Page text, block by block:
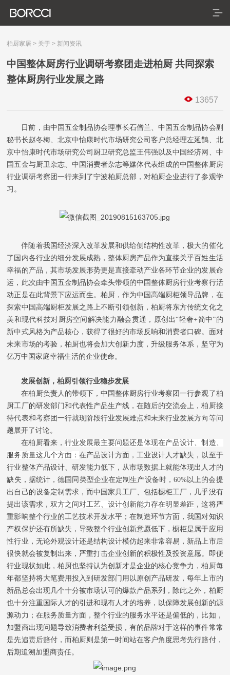
首页
典藏系列
臻享系列
悦居系列
配套产品
家装美图
服务
门店查询
防伪查询
服务体系
合作
关于
生产基地
社会责任
新闻资讯
联系
柏厨家居 > 关于 > 新闻资讯
中国整体厨房行业调研考察团走进柏厨 共同探索
整体厨房行业发展之路
13657
日前， 由中国五金制品协会理事长石僧兰、中国五金制品协会副
秘书长赵冬梅、北京中怡康时代市场研究公司客户总经理左延鹊、北
京中怡康时代市场研究公司厨卫研究总监王伟强以及中国经济网、中
国五金与厨卫杂志、中国消费者杂志等媒体代表组成的中国整体厨房
行业调研考察团一行来到了宁波柏厨总部，对柏厨企业进行了参观学
习。
伴随着我国经济深入改革发展和供给侧结构性改革，极大的催化
了国内各行业的细分发展成熟，整体厨房产品作为直接关乎百姓生活
幸福的产品，其市场发展形势更是直接牵动产业各环节企业的发展命
运，此次由中国五金制品协会牵头带领的中国整体厨房行业考察行活
动正是在此背景下应运而生。柏厨，作为中国高端厨柜领导品牌，在
探索中国高端厨柜发展之路上不断引领创新，柏厨将东方传统文化之
美和现代科技对厨房空间解决能力融会贯通，原创出“轻奢+简中”的
新中式风格为产品核心，获得了很好的市场反响和消费者口碑。面对
未来市场的考验，柏厨也将会加大创新力度，升级服务体系，坚守为
亿万中国家庭幸福生活的企业使命。
发展创新，柏厨引领行业稳步发展
在柏厨负责人的带领下，中国整体厨房行业考察团一行参观了柏
厨工厂的研发部门和代表性产品生产线，在随后的交流会上，柏厨接
待代表和考察团一行就现阶段行业发展难点和未来行业发展方向等问
题展开了讨论。
在柏厨看来， 行业发展最主要问题还是体现在产品设计、制造、
服务质量这几个方面： 在产品设计方面，工业设计人才缺失，以至于
行业整体产品设计、研发能力低下，从市场数据上就能体现出人才的
缺失，据统计，德国同类型企业在定制生产设备时，60%以上的会提
出自己的设备定制需求，而中国家具工厂、包括橱柜工厂，几乎没有
提出该需求， 双方之间对工艺、设计创新能力存在明显差距 ，这将严
重影响整个行业的工艺技术开发水平；在制造环节方面，我国对知识
产权保护还有所缺失，导致整个行业创新意愿低下，橱柜是属于应用
性行业，无论外观设计还是结构设计模仿起来非常容易，新品上市后
很快就会被复制出来，严重打击企业创新的积极性及投资意愿。即便
行业现状如此，柏厨也坚持认为创新才是企业的核心竞争力，柏厨每
年都坚持将大笔费用投入到研发部门用以原创产品研发，每年上市的
新品总会出现几个十分被市场认可的爆款产品系列，除此之外，柏厨
也十分注重国际人才的引进和现有人才的培养，以保障发展创新的源
源动力；在服务质量方面，整个行业的服务水平还是偏低的，比如，
加盟商出现问题导致消费者利益受损，有的品牌对于这样的事件常常
是先追责后赔付，而柏厨则是第一时间站在客户角度思考先行赔付，
后期追溯加盟商责任。